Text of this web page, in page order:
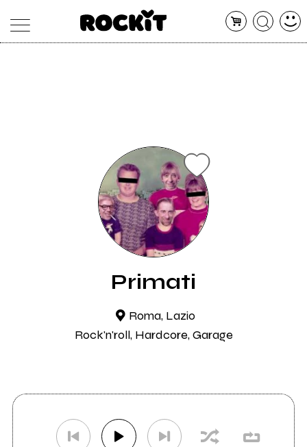
Primati
Roma, Lazio
Rock'n'roll, Hardcore, Garage